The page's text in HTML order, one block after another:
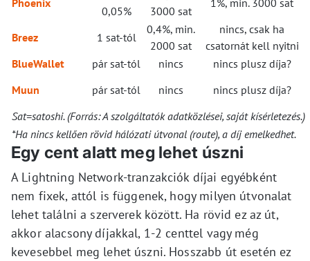
0,05%
3000 sat
Breez 1 sat-tól
0,4%, min.
2000 sat
nincs, csak ha
csatornát kell nyitni
BlueWallet
pár sat-tól nincs
nincs plusz díja?
Muun
pár sat-tól nincs
nincs plusz díja?
Sat=satoshi. (Forrás: A szolgáltatók adatközlései, saját kísérletezés.)
*Ha nincs kellően rövid hálózati útvonal (route), a díj emelkedhet.
Egy cent alatt meg lehet úszni
A Lightning Network-tranzakciók díjai egyébként
nem fixek, attól is függenek, hogy milyen útvonalat
lehet találni a szerverek között. Ha rövid ez az út,
akkor alacsony díjakkal, 1-2 centtel vagy még
kevesebbel meg lehet úszni. Hosszabb út esetén ez